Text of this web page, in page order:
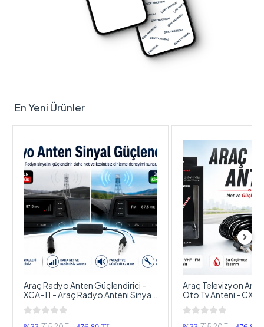
En Yeni Ürünler
Güçlendirici -
Anteni Sinyal
Anten Sinyal
Araç Televizyon Anteni - Universal
Oto Tv Anteni - CX350 Oto Mobil
Televizyon ve Radyo Anteni